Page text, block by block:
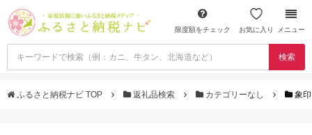
限度額をチェック お気に入り メニュー
検索
ふるさと納税ナビ TOP 返礼品検索 カテゴリーなし 象